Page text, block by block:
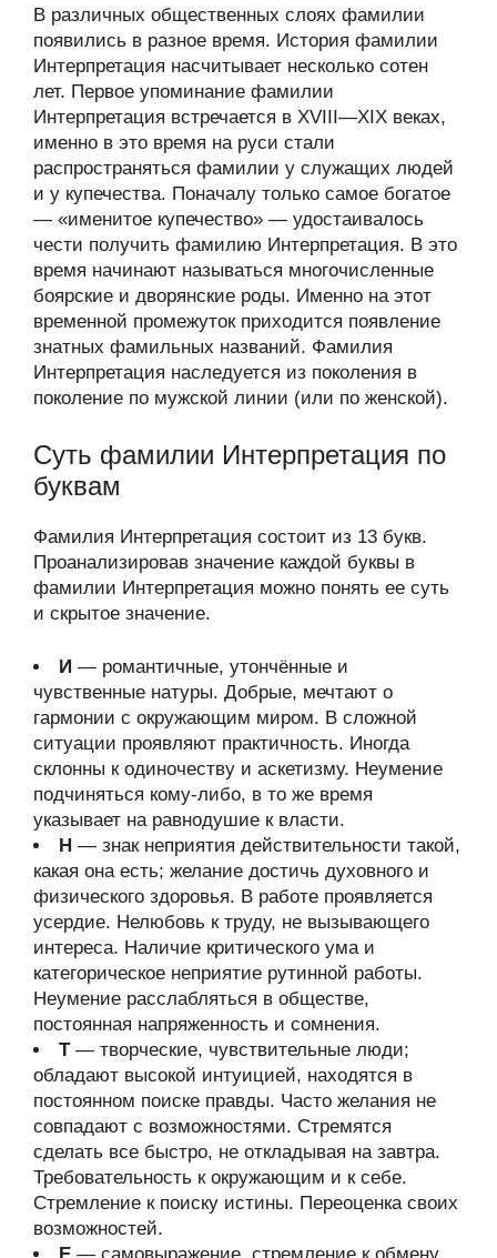
В различных общественных слоях фамилии
появились в разное время. История фамилии
Интерпретация насчитывает несколько сотен
лет. Первое упоминание фамилии
Интерпретация встречается в XVIII—XIX веках,
именно в это время на руси стали
распространяться фамилии у служащих людей
и у купечества. Поначалу только самое богатое
— «именитое купечество» — удостаивалось
чести получить фамилию Интерпретация. В это
время начинают называться многочисленные
боярские и дворянские роды. Именно на этот
временной промежуток приходится появление
знатных фамильных названий. Фамилия
Интерпретация наследуется из поколения в
поколение по мужской линии (или по женской).
Суть фамилии Интерпретация по
буквам
Фамилия Интерпретация состоит из 13 букв.
Проанализировав значение каждой буквы в
фамилии Интерпретация можно понять ее суть
и скрытое значение.
И — романтичные, утончённые и
чувственные натуры. Добрые, мечтают о
гармонии с окружающим миром. В сложной
ситуации проявляют практичность. Иногда
склонны к одиночеству и аскетизму. Неумение
подчиняться кому-либо, в то же время
указывает на равнодушие к власти.
Н — знак неприятия действительности такой,
какая она есть; желание достичь духовного и
физического здоровья. В работе проявляется
усердие. Нелюбовь к труду, не вызывающего
интереса. Наличие критического ума и
категорическое неприятие рутинной работы.
Неумение расслабляться в обществе,
постоянная напряженность и сомнения.
Т— творческие, чувствительные люди;
обладают высокой интуицией, находятся в
постоянном поиске правды. Часто желания не
совпадают с возможностями. Стремятся
сделать все быстро, не откладывая на завтра.
Требовательность к окружающим и к себе.
Стремление к поиску истины. Переоценка своих
возможностей.